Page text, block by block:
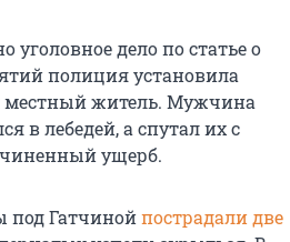
уголовное дело по статье о
полиция установила
местный житель. Мужчина
в лебедей, а спутал их с
ущерб.
под Гатчинойпострадали две